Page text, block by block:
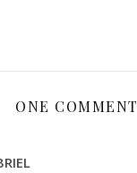
ONE COMMENT